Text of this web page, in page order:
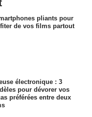
pliants pour
de vos films partout
électronique : 3
pour dévorer vos
préférées entre deux